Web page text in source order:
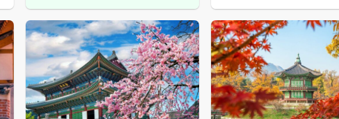
Add
to
wishlist